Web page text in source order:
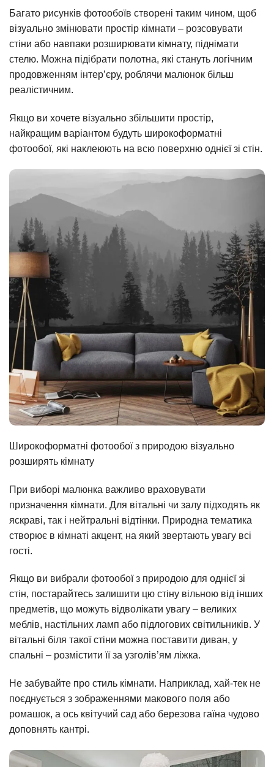
Багато рисунків фотообоїв створені таким чином, щоб
візуально змінювати простір кімнати – розсовувати
стіни або навпаки розширювати кімнату, піднімати
стелю. Можна підібрати полотна, які стануть логічним
продовженням інтер’єру, роблячи малюнок більш
реалістичним.
Якщо ви хочете візуально збільшити простір,
найкращим варіантом будуть широкоформатні
фотообої, які наклеюють на всю поверхню однієї зі стін.
Широкоформатні фотообої з природою візуально
розширять кімнату
При виборі малюнка важливо враховувати
призначення кімнати. Для вітальні чи залу підходять як
яскраві, так і нейтральні відтінки. Природна тематика
створює в кімнаті акцент, на який звертають увагу всі
гості.
Якщо ви вибрали фотообої з природою для однієї зі
стін, постарайтесь залишити цю стіну вільною від інших
предметів, що можуть відволікати увагу – великих
меблів, настільних ламп або підлогових світильників. У
вітальні біля такої стіни можна поставити диван, у
спальні – розмістити її за узголів’ям ліжка.
Не забувайте про стиль кімнати. Наприклад, хай-тек не
поєднується з зображеннями макового поля або
ромашок, а ось квітучий сад або березова гаїна чудово
доповнять кантрі.